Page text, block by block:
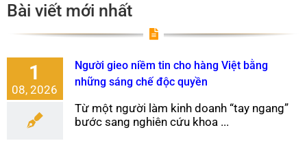
Bài viết mới nhất
1
08, 2026
Người gieo niềm tin cho hàng Việt bằng
những sáng chế độc quyền
Từ một người làm kinh doanh “tay ngang”
bước sang nghiên cứu khoa ...